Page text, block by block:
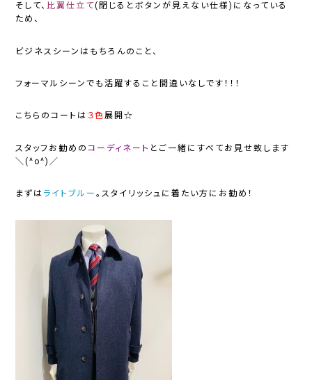
そして、 比翼仕立て(閉じるとボタンが見えない仕様)になっている
ため、
ビジネスシーンはもちろんのこと、
フォーマルシーンでも活躍すること間違いなしです！！！
こちらのコートは ３色展開☆
スタッフお勧めのコーディネート とご一緒にすべてお見せ致します
＼(^o^)／
まずは ライトブルー。スタイリッシュに着たい方にお勧め！